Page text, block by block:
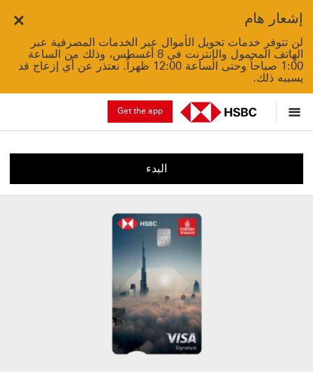
إشعار هام
Close
لن تتوفر خدمات تحويل الأموال عبر الخدمات المصرفية عبر
الهاتف المحمول والإنترنت في 8 أغسطس، وذلك من الساعة
1:00 صباحاً وحتى الساعة 12:00 ظهراً. نعتذر عن أي إزعاج قد
يسببه ذلك.
Get the app
البدء